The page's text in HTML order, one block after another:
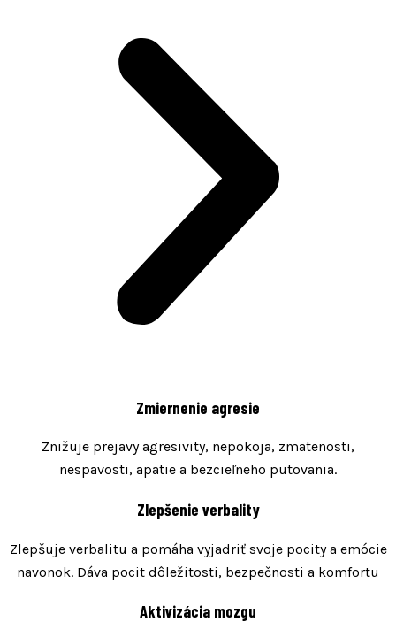
Zmiernenie agresie
Znižuje prejavy agresivity, nepokoja, zmätenosti,
nespavosti, apatie a bezcieľneho putovania.
Zlepšenie verbality
Zlepšuje verbalitu a pomáha vyjadriť svoje pocity a emócie
navonok. Dáva pocit dôležitosti, bezpečnosti a komfortu
Aktivizácia mozgu